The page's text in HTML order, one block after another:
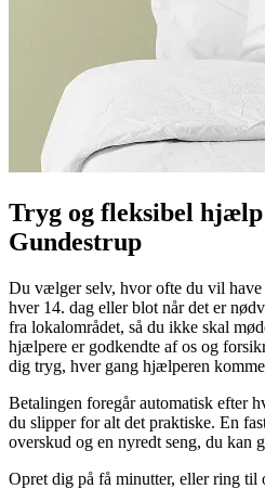
Tryg og fleksibel
Gundestrup
Du vælger selv, hvor ofte du vil
hver 14. dag eller blot når det er
fra lokalområdet, så du ikke skal
hjælpere er godkendte af os og
dig tryg, hver gang hjælperen
Betalingen foregår automatisk efter
du slipper for alt det praktiske. En
overskud og en nyredt seng, du
Opret dig på få minutter, eller ring til